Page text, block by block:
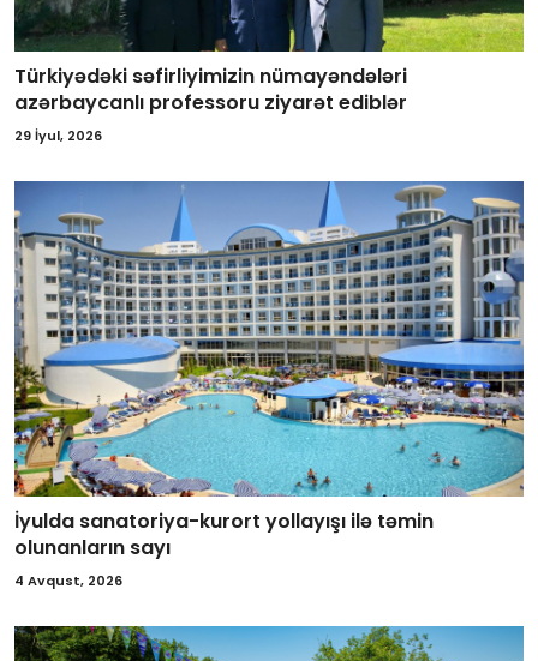
Türkiyədəki səfirliyimizin nümayəndələri
azərbaycanlı professoru ziyarət ediblər
29 İyul, 2026
İyulda sanatoriya-kurort yollayışı ilə təmin
olunanların sayı
4 Avqust, 2026